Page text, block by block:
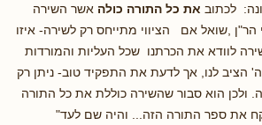
לכתוב את כל התורה כולה אשר השירה
,שואל אם הציווי מתייחס רק לשירה- איזו
לוודא את הכרתנו שכל העליות והמורדות
הציב לנו, אך לדעת את התפקיד טוב- ניתן רק
ולכן הוא סבור שהשירה כוללת את כל התורה
את ספר התורה הזה... והיה שם לעד"